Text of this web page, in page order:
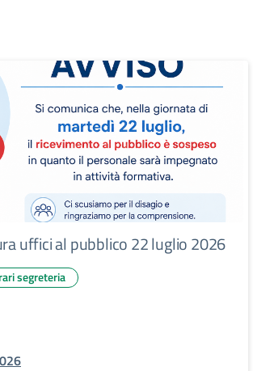
uffici al pubblico 22 luglio 2026
segreteria